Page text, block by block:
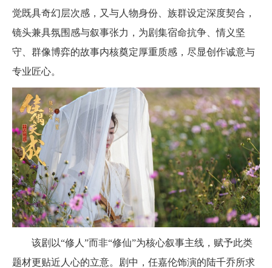
觉既具奇幻层次感，又与人物身份、族群设定深度契合，
镜头兼具氛围感与叙事张力，为剧集宿命抗争、情义坚
守、群像博弈的故事内核奠定厚重质感，尽显创作诚意与
专业匠心。
该剧以“修人”而非“修仙”为核心叙事主线，赋予此类
题材更贴近人心的立意。剧中，任嘉伦饰演的陆千乔所求